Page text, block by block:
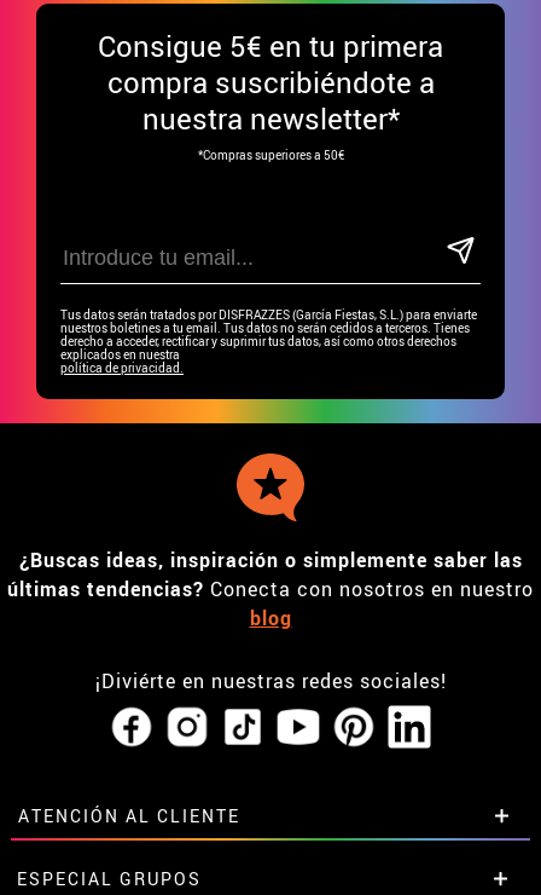
Consigue 5€ en tu primera
compra suscribiéndote a
nuestra newsletter*
*Compras superiores a 50€
Tus datos serán tratados por DISFRAZZES (García Fiestas, S.L.) para enviarte
nuestros boletines a tu email. Tus datos no serán cedidos a terceros. Tienes
derecho a acceder, rectificar y suprimir tus datos, así como otros derechos
explicados en nuestra
política de privacidad.
¿Buscas ideas, inspiración o simplemente saber las
últimas tendencias? Conecta con nosotros en nuestro
blog
¡Diviérte en nuestras redes sociales!
ATENCIÓN AL CLIENTE
• Horario tienda IBI
ESPECIAL GRUPOS